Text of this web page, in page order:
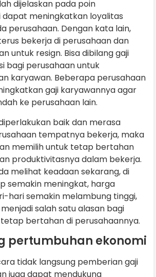
dijelaskan pada poin
dapat meningkatkan loyalitas
perusahaan. Dengan kata lain,
bekerja di perusahaan dan
untuk resign. Bisa dibilang gaji
bagi perusahaan untuk
karyawan. Beberapa perusahaan
gaji karyawannya agar
ke perusahaan lain.
baik dan merasa
tempatnya bekerja, maka
memilih untuk tetap bertahan
produktivitasnya dalam bekerja.
melihat keadaan sekarang, di
semakin meningkat, harga
hari semakin melambung tinggi,
salah satu alasan bagi
bertahan di perusahaannya.
pertumbuhan ekonomi
tidak langsung pemberian gaji
juga dapat mendukung